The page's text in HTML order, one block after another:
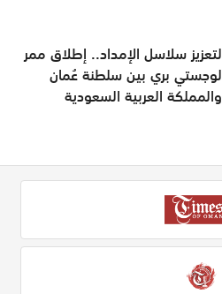
لتعزيز سلاسل الإمداد.. إطلاق ممر
لوجستي بري بين سلطنة عُمان
والمملكة العربية السعودية